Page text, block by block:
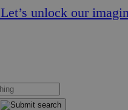
Let’s unlock our